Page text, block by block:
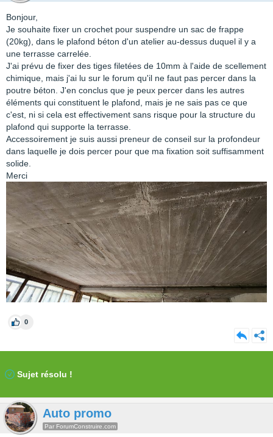
Bonjour,
Je souhaite fixer un crochet pour suspendre un sac de frappe
(20kg), dans le plafond béton d'un atelier au-dessus duquel il y a
une terrasse carrelée.
J'ai prévu de fixer des tiges filetées de 10mm à l'aide de scellement
chimique, mais j'ai lu sur le forum qu'il ne faut pas percer dans la
poutre béton. J'en conclus que je peux percer dans les autres
éléments qui constituent le plafond, mais je ne sais pas ce que
c'est, ni si cela est effectivement sans risque pour la structure du
plafond qui supporte la terrasse.
Accessoirement je suis aussi preneur de conseil sur la profondeur
dans laquelle je dois percer pour que ma fixation soit suffisamment
solide.
Merci
0
Sujet résolu !
Auto promo
Par ForumConstruire.com